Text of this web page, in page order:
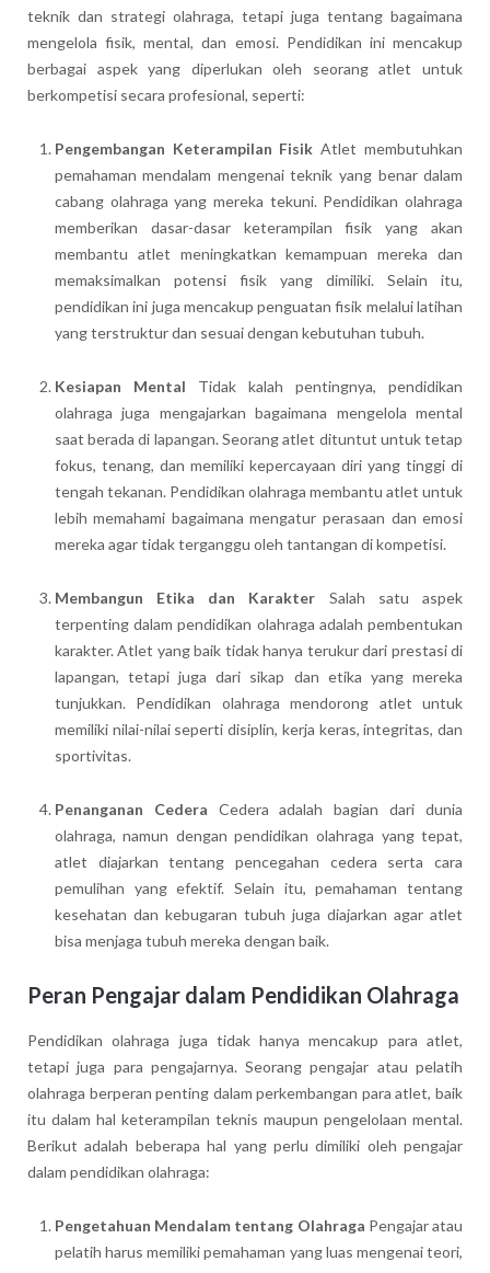
teknik dan strategi olahraga, tetapi juga tentang bagaimana
mengelola fisik, mental, dan emosi. Pendidikan ini mencakup
berbagai aspek yang diperlukan oleh seorang atlet untuk
berkompetisi secara profesional, seperti:
Pengembangan Keterampilan Fisik Atlet membutuhkan
pemahaman mendalam mengenai teknik yang benar dalam
cabang olahraga yang mereka tekuni. Pendidikan olahraga
memberikan dasar-dasar keterampilan fisik yang akan
membantu atlet meningkatkan kemampuan mereka dan
memaksimalkan potensi fisik yang dimiliki. Selain itu,
pendidikan ini juga mencakup penguatan fisik melalui latihan
yang terstruktur dan sesuai dengan kebutuhan tubuh.
Kesiapan Mental Tidak kalah pentingnya, pendidikan
olahraga juga mengajarkan bagaimana mengelola mental
saat berada di lapangan. Seorang atlet dituntut untuk tetap
fokus, tenang, dan memiliki kepercayaan diri yang tinggi di
tengah tekanan. Pendidikan olahraga membantu atlet untuk
lebih memahami bagaimana mengatur perasaan dan emosi
mereka agar tidak terganggu oleh tantangan di kompetisi.
Membangun Etika dan Karakter Salah satu aspek
terpenting dalam pendidikan olahraga adalah pembentukan
karakter. Atlet yang baik tidak hanya terukur dari prestasi di
lapangan, tetapi juga dari sikap dan etika yang mereka
tunjukkan. Pendidikan olahraga mendorong atlet untuk
memiliki nilai-nilai seperti disiplin, kerja keras, integritas, dan
sportivitas.
Penanganan Cedera Cedera adalah bagian dari dunia
olahraga, namun dengan pendidikan olahraga yang tepat,
atlet diajarkan tentang pencegahan cedera serta cara
pemulihan yang efektif. Selain itu, pemahaman tentang
kesehatan dan kebugaran tubuh juga diajarkan agar atlet
bisa menjaga tubuh mereka dengan baik.
Peran Pengajar dalam Pendidikan Olahraga
Pendidikan olahraga juga tidak hanya mencakup para atlet,
tetapi juga para pengajarnya. Seorang pengajar atau pelatih
olahraga berperan penting dalam perkembangan para atlet, baik
itu dalam hal keterampilan teknis maupun pengelolaan mental.
Berikut adalah beberapa hal yang perlu dimiliki oleh pengajar
dalam pendidikan olahraga:
Pengetahuan Mendalam tentang Olahraga Pengajar atau
pelatih harus memiliki pemahaman yang luas mengenai teori,